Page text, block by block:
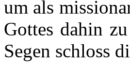
um als
Gottes dahin
Segen schloss